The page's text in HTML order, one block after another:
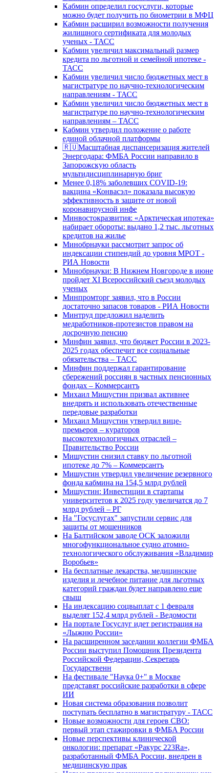
Кабмин определил госуслуги, которые
можно будет получить по биометрии в МФЦ
Кабмин расширил возможности получения
жилищного сертификата для молодых
ученых - ТАСС
Кабмин увеличил максимальный размер
кредита по льготной и семейной ипотеке -
ТАСС
Кабмин увеличил число бюджетных мест в
магистратуре по научно-технологическим
направлениям - ТАСС
Кабмин увеличил число бюджетных мест в
магистратуре по научно-технологическим
направлениям – ТАСС
Кабмин утвердил положение о работе
единой облачной платформы
🇷🇺Масштабная диспансеризация жителей
Энергодара: ФМБА России направило в
Запорожскую область
мультидисциплинарную бриг
Менее 0,18% заболевших COVID-19:
вакцина «Конвасэл» показала высокую
эффективность в защите от новой
коронавирусной инфе
Минвостокразвития: «Арктическая ипотека»
набирает обороты: выдано 1,2 тыс. льготных
кредитов на жилье
Минобрнауки рассмотрит запрос об
индексации стипендий до уровня МРОТ -
РИА Новости
Минобрнауки: В Нижнем Новгороде в июне
пройдет XI Всероссийский съезд молодых
ученых
Минпромторг заявил, что в России
достаточно запасов товаров - РИА Новости
Минтруд предложил наделить
медработников-протезистов правом на
досрочную пенсию
Минфин заявил, что бюджет России в 2023-
2025 годах обеспечит все социальные
обязательства – ТАСС
Минфин поддержал гарантирование
сбережений россиян в частных пенсионных
фондах – Коммерсантъ
Михаил Мишустин призвал активнее
внедрять и использовать отечественные
передовые разработки
Михаил Мишустин утвердил вице-
премьеров – кураторов
высокотехнологичных отраслей –
Правительство России
Мишустин снизил ставку по льготной
ипотеке до 7% – Коммерсантъ
Мишустин утвердил увеличение резервного
фонда кабмина на 154,5 млрд рублей
Мишустин: Инвестиции в стартапы
университетов к 2025 году увеличатся до 7
млрд рублей – РГ
На "Госуслугах" запустили сервис для
защиты от мошенников
На Балтийском заводе ОСК заложили
многофункциональное судно атомно-
технологического обслуживания «Владимир
Воробьев»
На бесплатные лекарства, медицинские
изделия и лечебное питание для льготных
категорий граждан будет направлено еще
свыш
На индексацию соцвыплат с 1 февраля
выделят 152,4 млрд рублей - Ведомости
На портале Госуслуг идет регистрация на
«Лыжню России»
На расширенном заседании коллегии ФМБА
России выступил Помощник Президента
Российской Федерации, Секретарь
Государственн
На фестивале "Наука 0+" в Москве
представят российские разработки в сфере
ИИ
Новая система образования позволит
поступать бесплатно в магистратуру - ТАСС
Новые возможности для героев СВО:
первый этап стажировки в ФМБА России
Новые перспективы клинической
онкологии: препарат «Ракурс 223Ra»,
разработанный ФМБА России, внедрен в
медицинскую прак